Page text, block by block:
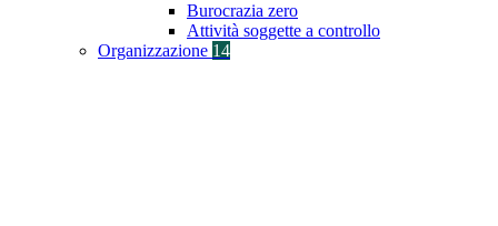
Burocrazia zero
Attività soggette a controllo
Organizzazione 14